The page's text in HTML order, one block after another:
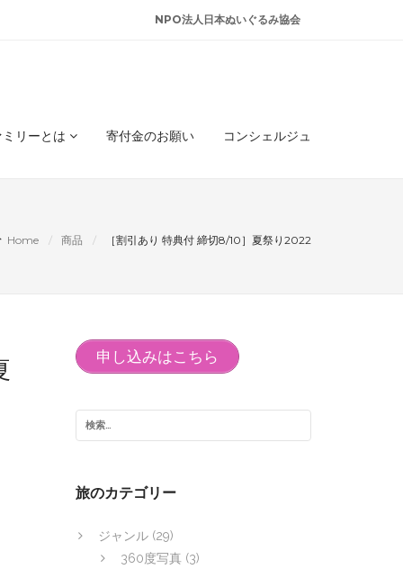
NPO法人日本ぬいぐるみ協会
リーとは 寄付金のお願い コンシェルジュ
Home 商品 ［割引あり 特典付 締切8/10］夏祭り2022
申し込みはこちら
旅のカテゴリー
ジャンル (29)
360度写真 (3)